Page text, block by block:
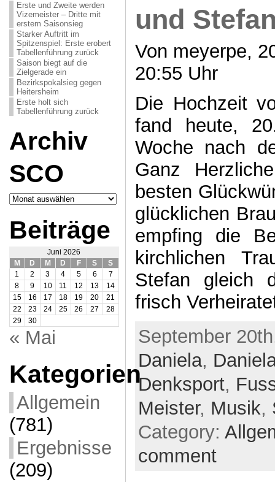
Erste und Zweite werden
Vizemeister – Dritte mit
erstem Saisonsieg
Starker Auftritt im
Spitzenspiel: Erste erobert
Tabellenführung zurück
Saison biegt auf die
Zielgerade ein
Bezirkspokalsieg gegen
Heitersheim
Erste holt sich
Tabellenführung zurück
Archiv
SCO
Archiv
SCO
Beiträge
Juni 2026
M
D M D F S
S
1
2 3 4 5 6
7
8
9 10 11 12 13
14
15
16 17 18 19 20
21
22
23 24 25 26 27
28
29
30
« Mai
Kategorien
Allgemein
(781)
Ergebnisse
(209)
und
Von meyerpe,
20:55 Uhr
Die Hochzeit
fand heute,
Woche nach
Ganz
besten
glücklichen
empfing die
kirchlichen
Stefan gleich
frisch
September
Daniela,
Denksport,
Meister, Musik,
Category:
comment